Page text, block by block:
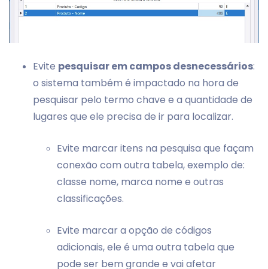
Evite pesquisar em campos desnecessários:
o sistema também é impactado na hora de
pesquisar pelo termo chave e a quantidade de
lugares que ele precisa de ir para localizar.
Evite marcar itens na pesquisa que façam
conexão com outra tabela, exemplo de:
classe nome, marca nome e outras
classificações.
Evite marcar a opção de códigos
adicionais, ele é uma outra tabela que
pode ser bem grande e vai afetar